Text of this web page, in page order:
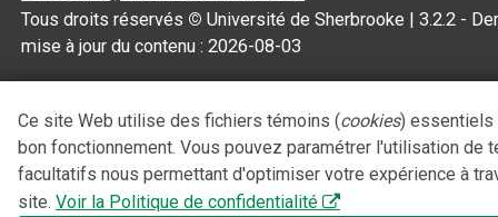
Tous droits réservés © Université de Sherbrooke |3.2.2 -
mise à jour du contenu :2026-08-03
Ce site Web utilise des fichiers témoins (cookies) essentiels
bon fonctionnement. Vous pouvez paramétrer l'utilisation de
facultatifs nous permettant d'optimiser votre expérience à
site. Voir la Politique de confidentialité